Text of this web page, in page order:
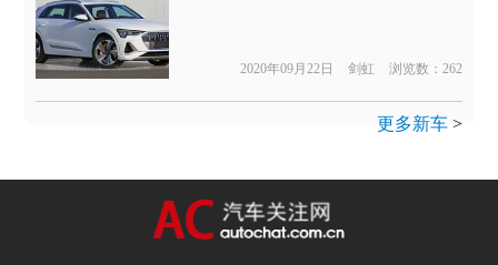
2020年09月22日 剑虹 浏览数：262
更多新车>